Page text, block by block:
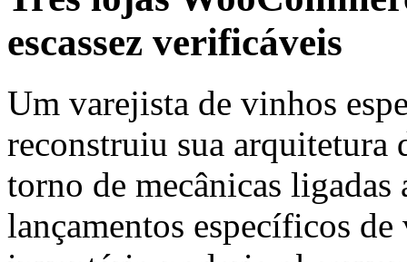
escassez verificáveis
Um varejista de vinhos
reconstruiu sua arquitetura
torno de mecânicas
lançamentos específicos